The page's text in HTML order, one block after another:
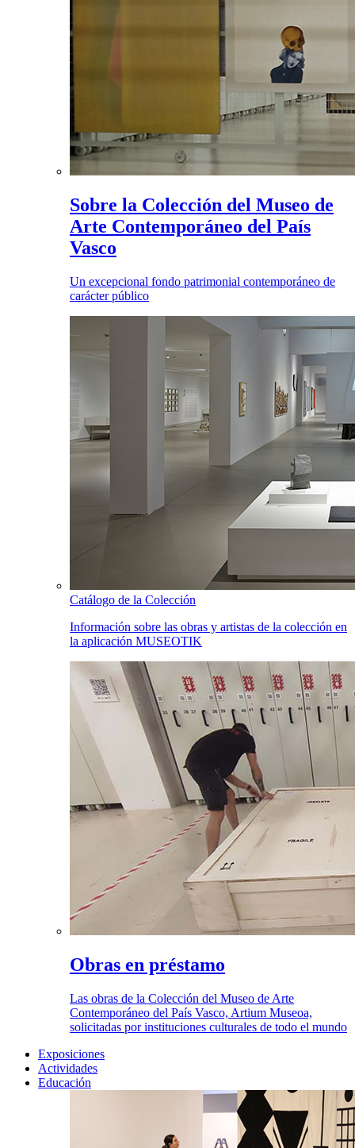
Sobre la Colección del Museo de
Arte Contemporáneo del País
Vasco
Un excepcional fondo patrimonial contemporáneo de
carácter público
Catálogo de la Colección
Información sobre las obras y artistas de la colección en
la aplicación MUSEOTIK
Obras en préstamo
Las obras de la Colección del Museo de Arte
Contemporáneo del País Vasco, Artium Museoa,
solicitadas por instituciones culturales de todo el mundo
Exposiciones
Actividades
Educación